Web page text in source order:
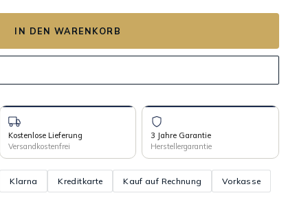
IN DEN WARENKORB
Kostenlose Lieferung
Versandkostenfrei
3 Jahre Garantie
Herstellergarantie
Klarna Kreditkarte Kauf auf Rechnung Vorkasse